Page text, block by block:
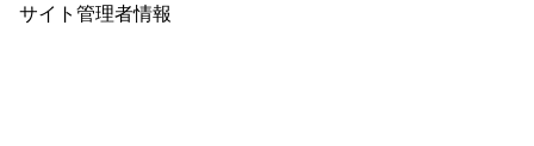
サイト管理者情報